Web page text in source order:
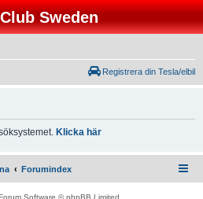
Sweden
Registrera din Tesla/elbil
Klicka här
Forumindex
Software © phpBB Limited